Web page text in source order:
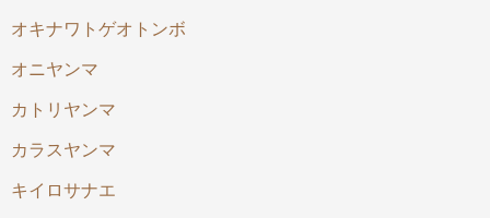
オキナワトゲオトンボ
オニヤンマ
カトリヤンマ
カラスヤンマ
キイロサナエ